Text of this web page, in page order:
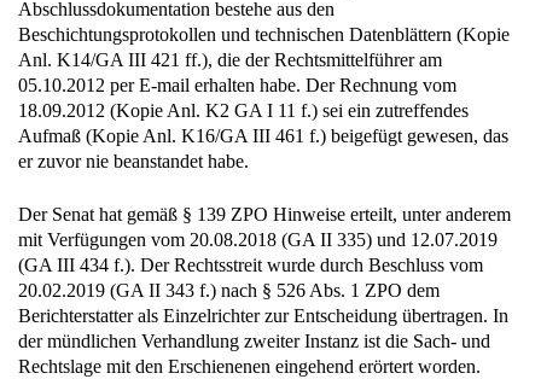
Abschlussdokumentation bestehe aus den
Beschichtungsprotokollen und technischen Datenblättern (Kopie
Anl. K14/GA III 421 ff.), die der Rechtsmittelführer am
05.10.2012 per E-mail erhalten habe. Der Rechnung vom
18.09.2012 (Kopie Anl. K2 GA I 11 f.) sei ein zutreffendes
Aufmaß (Kopie Anl. K16/GA III 461 f.) beigefügt gewesen, das
er zuvor nie beanstandet habe.
Der Senat hat gemäß § 139 ZPO Hinweise erteilt, unter anderem
mit Verfügungen vom 20.08.2018 (GA II 335) und 12.07.2019
(GA III 434 f.). Der Rechtsstreit wurde durch Beschluss vom
20.02.2019 (GA II 343 f.) nach § 526 Abs. 1 ZPO dem
Berichterstatter als Einzelrichter zur Entscheidung übertragen. In
der mündlichen Verhandlung zweiter Instanz ist die Sach- und
Rechtslage mit den Erschienenen eingehend erörtert worden.